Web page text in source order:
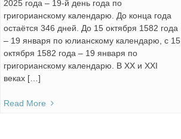
2025 года – 19-й день года по
григорианскому календарю. До конца года
остаётся 346 дней. До 15 октября 1582 года
– 19 января по юлианскому календарю, с 15
октября 1582 года – 19 января по
григорианскому календарю. В XX и XXI
веках […]
Read More